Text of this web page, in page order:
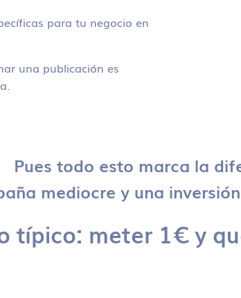
para tu negocio en
una publicación es
Pues todo esto marca la
mediocre y una
típico: meter 1€ y